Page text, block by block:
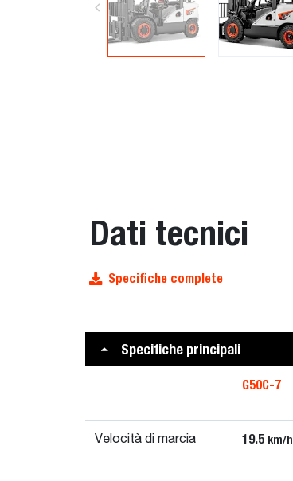
Dati tecnici
Specifiche complete
Specifiche principali
G50C-7
Velocità di marcia 19.5 km/h